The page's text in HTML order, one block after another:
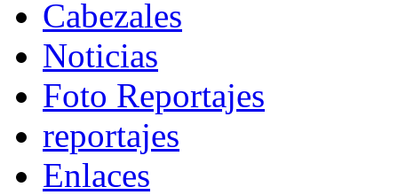
Cabezales
Noticias
Foto Reportajes
reportajes
Enlaces